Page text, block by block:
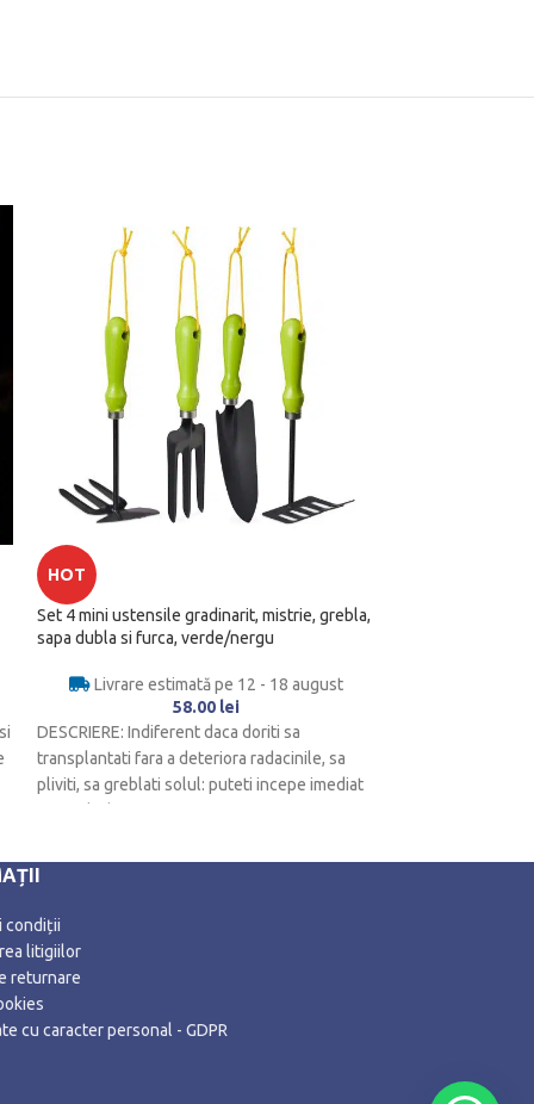
HOT
Set 4 mini ustensile gradinarit, mistrie, grebla,
sapa dubla si furca, verde/nergu
Livrare estimată pe 12 - 18 august
58.00 lei
DESCRIERE: Indiferent daca doriti sa
transplantati fara a deteriora radacinile, sa
pliviti, sa greblati solul: puteti incepe imediat
condiții
litigiilor
returnare
cu caracter personal - GDPR